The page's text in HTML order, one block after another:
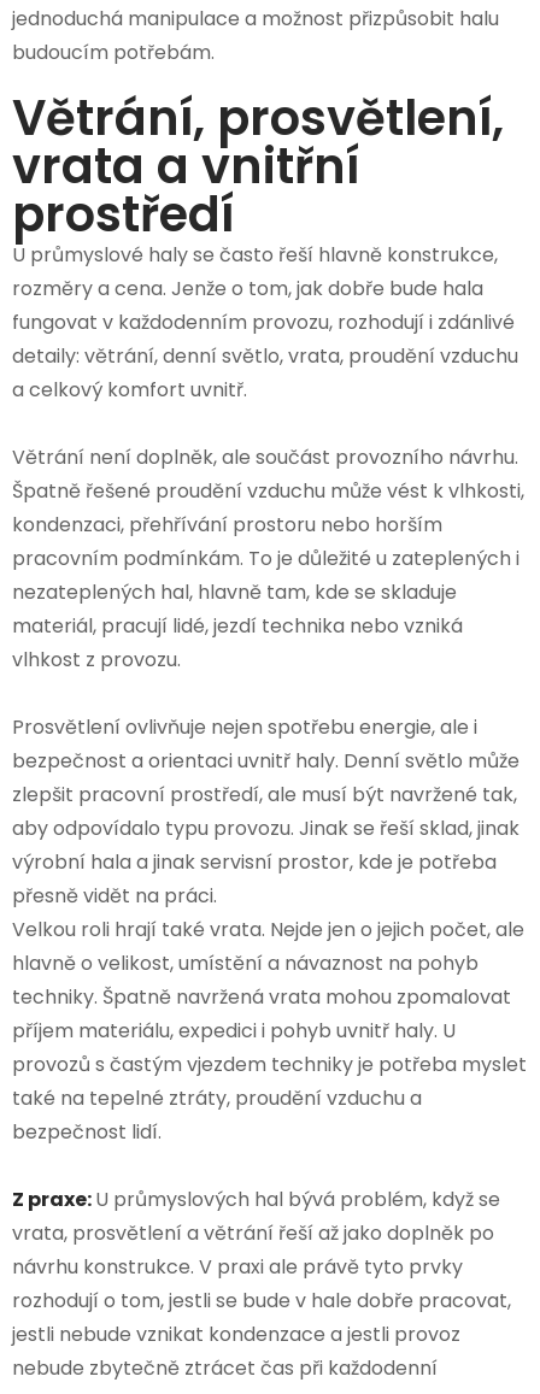
jednoduchá manipulace a možnost přizpůsobit halu
budoucím potřebám.
Větrání, prosvětlení,
vrata a vnitřní
prostředí
U průmyslové haly se často řeší hlavně konstrukce,
rozměry a cena. Jenže o tom, jak dobře bude hala
fungovat v každodenním provozu, rozhodují i zdánlivé
detaily: větrání, denní světlo, vrata, proudění vzduchu
a celkový komfort uvnitř.
Větrání není doplněk, ale součást provozního návrhu.
Špatně řešené proudění vzduchu může vést k vlhkosti,
kondenzaci, přehřívání prostoru nebo horším
pracovním podmínkám. To je důležité u zateplených i
nezateplených hal, hlavně tam, kde se skladuje
materiál, pracují lidé, jezdí technika nebo vzniká
vlhkost z provozu.
Prosvětlení ovlivňuje nejen spotřebu energie, ale i
bezpečnost a orientaci uvnitř haly. Denní světlo může
zlepšit pracovní prostředí, ale musí být navržené tak,
aby odpovídalo typu provozu. Jinak se řeší sklad, jinak
výrobní hala a jinak servisní prostor, kde je potřeba
přesně vidět na práci.
Velkou roli hrají také vrata. Nejde jen o jejich počet, ale
hlavně o velikost, umístění a návaznost na pohyb
techniky. Špatně navržená vrata mohou zpomalovat
příjem materiálu, expedici i pohyb uvnitř haly. U
provozů s častým vjezdem techniky je potřeba myslet
také na tepelné ztráty, proudění vzduchu a
bezpečnost lidí.
Z praxe:U průmyslových hal bývá problém, když se
vrata, prosvětlení a větrání řeší až jako doplněk po
návrhu konstrukce. V praxi ale právě tyto prvky
rozhodují o tom, jestli se bude v hale dobře pracovat,
jestli nebude vznikat kondenzace a jestli provoz
nebude zbytečně ztrácet čas při každodenní